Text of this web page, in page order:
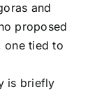
and
proposed
one tied to
is briefly